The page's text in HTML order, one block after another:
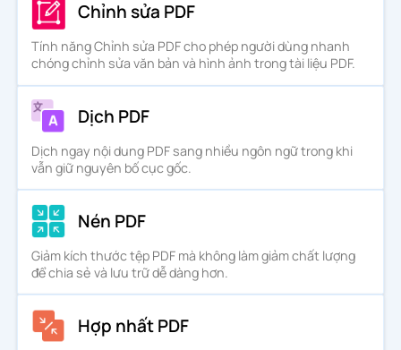
Chỉnh sửa PDF
Tính năng Chỉnh sửa PDF cho phép người dùng nhanh
chóng chỉnh sửa văn bản và hình ảnh trong tài liệu PDF.
Dịch PDF
Dịch ngay nội dung PDF sang nhiều ngôn ngữ trong khi
vẫn giữ nguyên bố cục gốc.
Nén PDF
Giảm kích thước tệp PDF mà không làm giảm chất lượng
để chia sẻ và lưu trữ dễ dàng hơn.
Hợp nhất PDF